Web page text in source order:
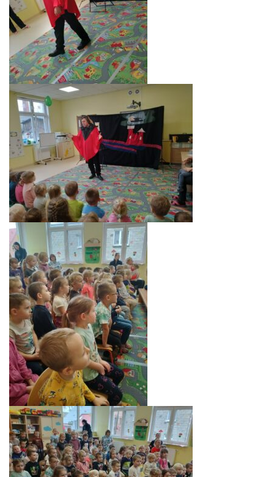
PRACOWNICY
STATUT I STANDARDY
OCHRONY MAŁOLETNICH
PROCEDURY I REGULAMINY
DEKLARACJA DOSTĘPNOŚCI
RADOŚĆ – ZABAWA – NAUKA
NASZA KONCEPCJA
ROCZNY PLAN PRACY
KORZYSTANIE Z TIK
PROGRAMY
UROCZYSTOŚCI
OSIĄGNIĘCIA
KONKURSY
NASI PRZYJACIELE